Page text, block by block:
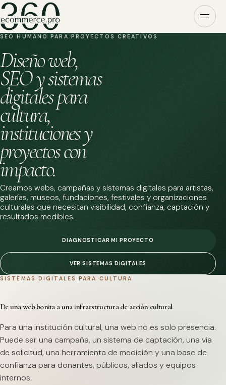
SEO HUMANO PARA PROYECTOS CREATIVOS
Diseño web,
SEO y sistemas
digitales para
cultura,
instituciones y
proyectos con
impacto.
Creamos webs, campañas y sistemas digitales para artistas,
galerías, museos, fundaciones, festivales y organizaciones
culturales que necesitan visibilidad, confianza, captación y
resultados medibles.
DIAGNOSTICAR MI PROYECTO
VER SISTEMAS DIGITALES
SISTEMAS DIGITALES PARA CULTURA
De una web bonita a una infraestructura de acción cultural.
Para una institución cultural, una web no es solo presencia.
Puede ser una campaña, un sistema de captación, una vía
de solicitud, una herramienta de medición y una base de
confianza para donantes, públicos, aliados y equipos
internos.